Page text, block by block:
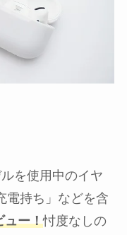
を使用中のイヤ
電持ち」などを含
ュー！忖度なしの